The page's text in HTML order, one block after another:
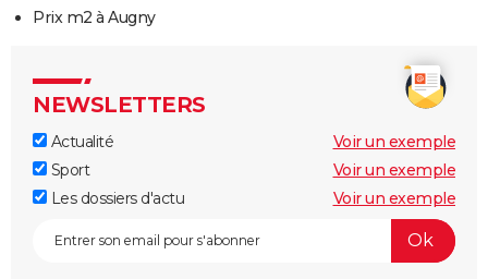
Prix m2 à Augny
NEWSLETTERS
Actualité
Voir un exemple
Sport
Voir un exemple
Les dossiers d'actu
Voir un exemple